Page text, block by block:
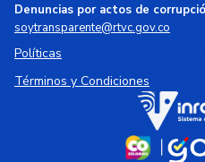
Denuncias por actos de
soytransparente@rtvc.gov.co
Políticas
Términos y Condiciones